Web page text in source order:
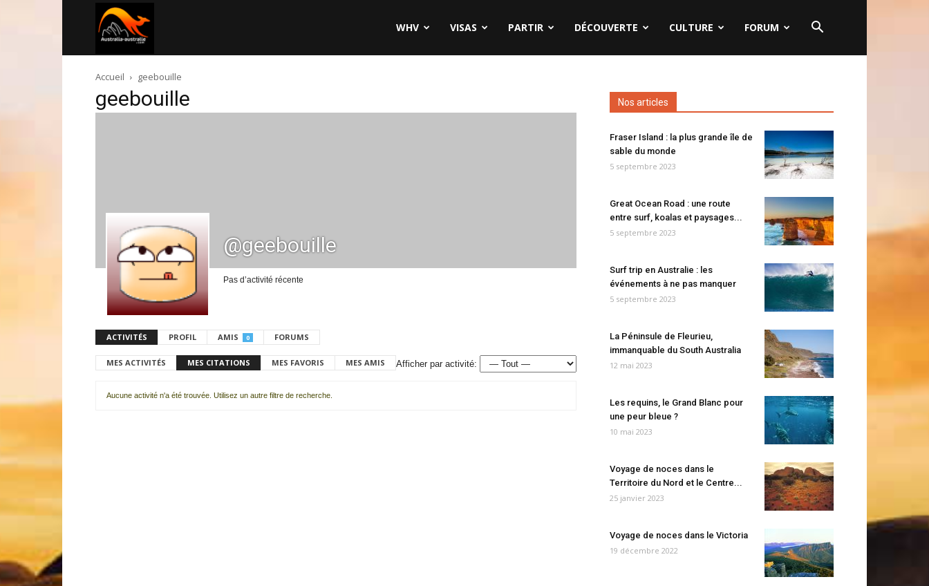
australie.com
WHV VISAS PARTIR DÉCOUVERTE CULTURE FORUM
Accueil geebouille
geebouille
@geebouille
Pas d’activité récente
ACTIVITÉS PROFIL AMIS 0 FORUMS
MES ACTIVITÉS MES CITATIONS MES FAVORIS MES AMIS Afficher par activité:
Aucune activité n'a été trouvée. Utilisez un autre filtre de recherche.
Nos articles
Fraser Island : la plus grande île de
sable du monde
5 septembre 2023
Great Ocean Road : une route
entre surf, koalas et paysages...
5 septembre 2023
Surf trip en Australie : les
événements à ne pas manquer
5 septembre 2023
La Péninsule de Fleurieu,
immanquable du South Australia
12 mai 2023
Les requins, le Grand Blanc pour
une peur bleue ?
10 mai 2023
Voyage de noces dans le
Territoire du Nord et le Centre...
25 janvier 2023
Voyage de noces dans le Victoria
19 décembre 2022